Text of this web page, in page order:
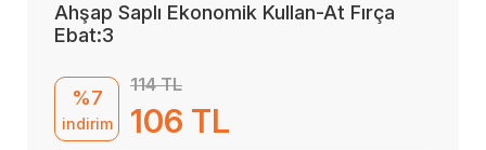
Ahşap Saplı Ekonomik Kullan-At Fırça
Ebat:3
%7
indirim
114 TL
106 TL